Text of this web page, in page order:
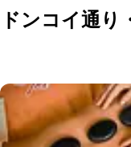
ドンコイ通